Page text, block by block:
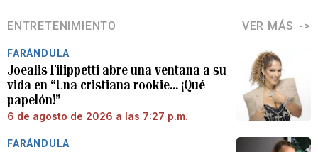
ENTRETENIMIENTO VER MÁS
FARÁNDULA
Joealis Filippetti abre una ventana a su
vida en “Una cristiana rookie… ¡Qué
papelón!”
6 de agosto de 2026 a las 7:27 p.m.
FARÁNDULA